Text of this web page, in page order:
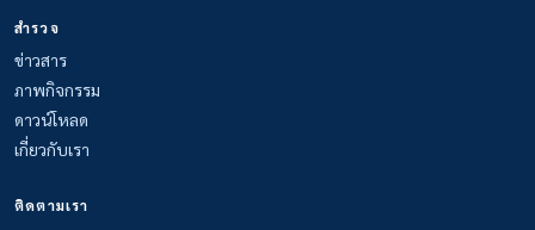
สำรวจ
ข่าวสาร
ภาพกิจกรรม
ดาวน์โหลด
เกี่ยวกับเรา
ติดตามเรา